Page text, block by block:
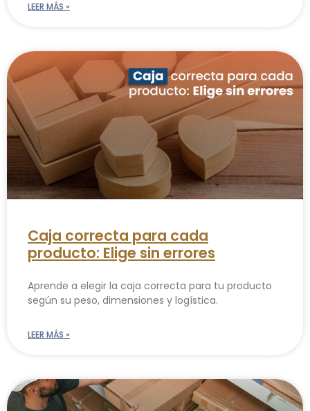
LEER MÁS »
Caja correcta para cada
producto: Elige sin errores
Aprende a elegir la caja correcta para tu producto
según su peso, dimensiones y logística.
LEER MÁS »